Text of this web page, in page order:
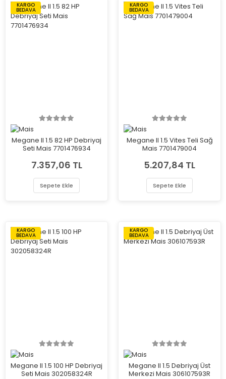
KARGO
BEDAVA
Megane II 1.5 82 HP Debriyaj
Seti Mais 7701476934
7.357,06 TL
Sepete Ekle
KARGO
BEDAVA
Megane II 1.5 Vites Teli Sağ
Mais 7701479004
5.207,84 TL
Sepete Ekle
KARGO
BEDAVA
Megane II 1.5 100 HP Debriyaj
Seti Mais 302058324R
KARGO
BEDAVA
Megane II 1.5 Debriyaj Üst
Merkezi Mais 306107593R